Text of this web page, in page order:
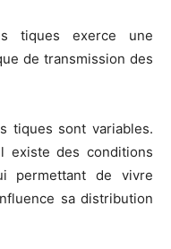
tiques exerce une
de transmission des
tiques sont variables.
existe des conditions
permettant de vivre
sa distribution